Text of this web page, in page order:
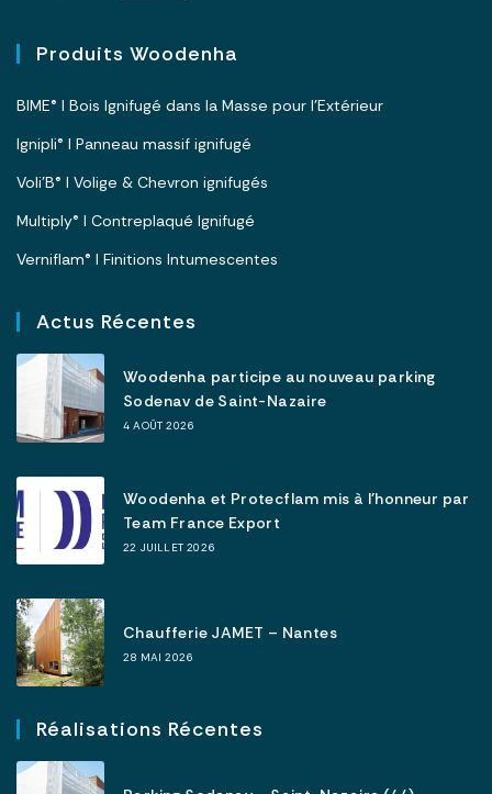
Produits Woodenha
BIME® I Bois Ignifugé dans la Masse pour l’Extérieur
Ignipli® I Panneau massif ignifugé
Voli’B® I Volige & Chevron ignifugés
Multiply® I Contreplaqué Ignifugé
Verniflam® I Finitions Intumescentes
Actus Récentes
Woodenha participe au nouveau parking
Sodenav de Saint-Nazaire
4 AOÛT 2026
Woodenha et Protecflam mis à l’honneur par
Team France Export
22 JUILLET 2026
Chaufferie JAMET – Nantes
28 MAI 2026
Réalisations Récentes